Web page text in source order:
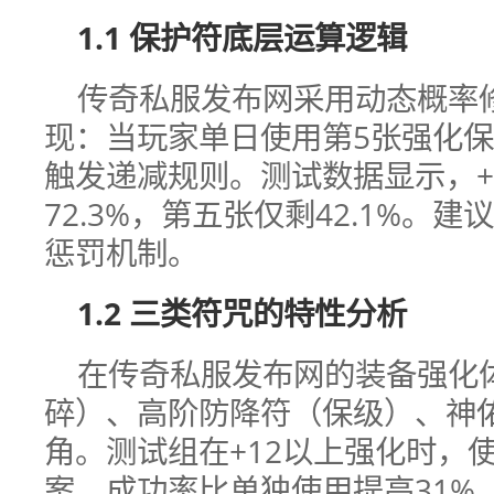
1.1 保护符底层运算逻辑
传奇私服发布网采用动态概
现：当玩家单日使用第5张强化
触发递减规则。测试数据显示，
72.3%，第五张仅剩42.1%。建
惩罚机制。
1.2 三类符咒的特性分析
在传奇私服发布网的装备强
碎）、高阶防降符（保级）、神
角。测试组在+12以上强化时，